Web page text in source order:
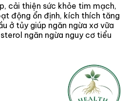
cải thiện sức khỏe tim mạch,
động ổn định, kích thích tăng
ở tủy giúp ngăn ngừa xơ vữa
ngăn ngừa nguy cơ tiểu